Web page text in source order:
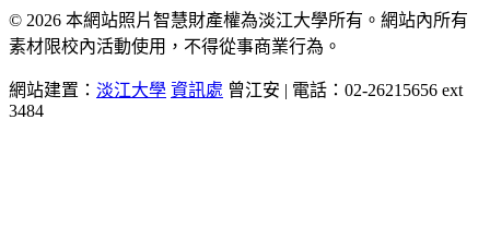
© 2026 本網站照片智慧財產權為淡江大學所有。網站內所有
素材限校內活動使用，不得從事商業行為。
網站建置： 淡江大學 資訊處 曾江安 | 電話：02-26215656 ext
3484